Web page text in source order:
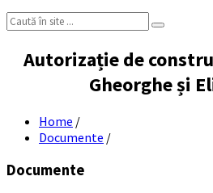
Search:
Autorizație de
Gheorghe și
Home /
Documente /
Documente